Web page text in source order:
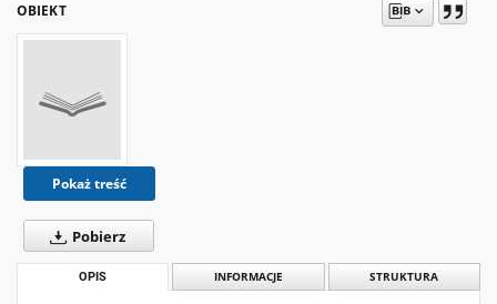
OBIEKT
Pokaż treść
Pobierz
OPIS INFORMACJE STRUKTURA